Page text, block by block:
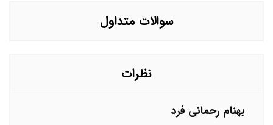
سوالات متداول
نظرات
بهنام رحمانی فرد